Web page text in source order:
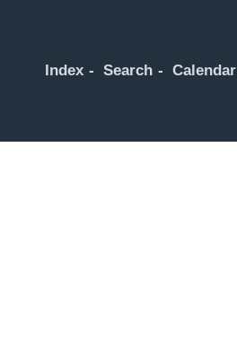
Index Search Calendar